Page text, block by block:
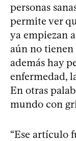
personas
permite ver
ya empiezan
aún no tienen
además hay
enfermedad,
En otras
mundo con
“Ese artículo